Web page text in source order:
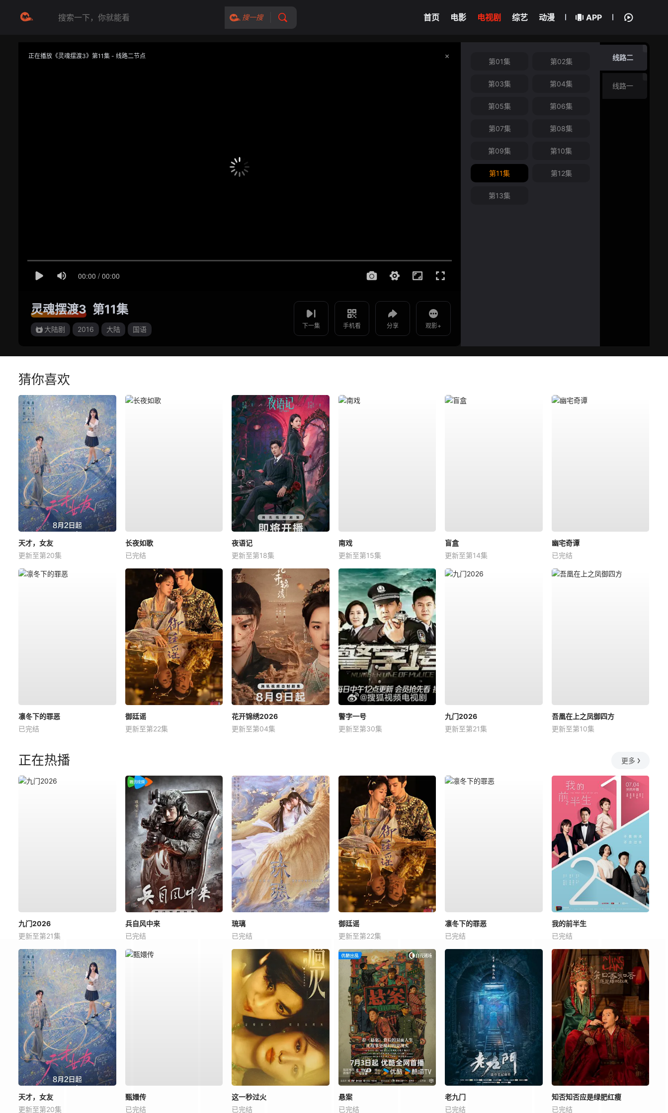
搜一搜 首页 电影 电视剧 综艺 动漫 APP
正在播放《灵魂摆渡3》第11集 - 线路二节点
灵魂摆渡3 第11集
大陆剧 2016 大陆 国语 下一集 手机看 分享 观影+
如遇无法播放请提交给我们
线路二
线路一
第01集 第02集
第03集 第04集
第05集 第06集
第07集 第08集
第09集 第10集
第11集 第12集
第13集
猜你喜欢
天才，女友
更新至第20集
长夜如歌
已完结
夜语记
更新至第18集
南戏
更新至第15集
盲盒
更新至第14集
幽宅奇谭
已完结
凛冬下的罪恶
已完结
御廷谣
更新至第22集
花开锦绣2026
更新至第04集
警字一号
更新至第30集
九门2026
更新至第21集
吾凰在上之凤御四方
更新至第10集
正在热播 更多
九门2026
更新至第21集
兵自风中来
已完结
琉璃
已完结
御廷谣
更新至第22集
凛冬下的罪恶
已完结
我的前半生
已完结
天才，女友
更新至第20集
甄嬛传
已完结
这一秒过火
已完结
悬案
已完结
老九门
已完结
知否知否应是绿肥红瘦
已完结